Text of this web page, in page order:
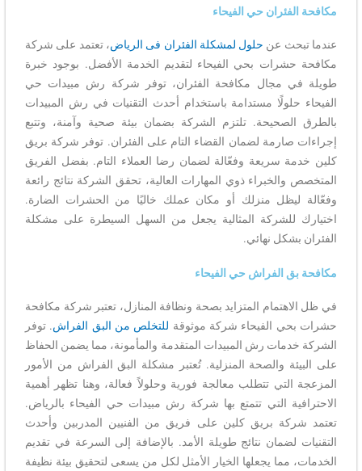
مكافحة الفئران حي الفيحاء
عندما تبحث عن حلول لمشكلة الفئران فى الرياض، تعتمد على شركة
مكافحة حشرات بحي الفيحاء لتقديم الخدمة الأفضل. بوجود خبرة
طويلة في مجال مكافحة الفئران، توفر شركة رش مبيدات حي
الفيحاء حلولًا مستدامة باستخدام أحدث التقنيات في رش المبيدات
بالطرق الصحيحة. تلتزم الشركة بضمان بيئة صحية وآمنة، وتتبع
إجراءات صارمة لضمان القضاء التام على الفئران. توفر شركة بريق
كلين خدمة سريعة وفعّالة لضمان رضا العملاء التام. بفضل الفريق
المتخصص والخبراء ذوي المهارات العالية، تحقق الشركة نتائج رائعة
وفعّالة ليظل منزلك أو مكان عملك خاليًا من الحشرات الضارة.
اختيارك للشركة المثالية يجعل من السهل السيطرة على مشكلة
الفئران بشكل نهائي.
مكافحة بق الفراش حي الفيحاء
في ظل الاهتمام المتزايد بصحة ونظافة المنازل، تعتبر شركة مكافحة
حشرات بحي الفيحاء شركة موثوقة للتخلص من البق الفراش. توفر
الشركة خدمات رش المبيدات المتقدمة والمأمونة، مما يضمن الحفاظ
على البيئة والصحة المنزلية. تُعتبر مشكلة البق الفراش من الأمور
المزعجة التي تتطلب معالجة فورية وحلولاً فعالة، وهنا تظهر أهمية
الاحترافية التي تتمتع بها شركة رش مبيدات حي الفيحاء بالرياض.
تعتمد شركة بريق كلين على فريق من الفنيين المدربين وأحدث
التقنيات لضمان نتائج طويلة الأمد. بالإضافة إلى السرعة في تقديم
الخدمات، مما يجعلها الخيار الأمثل لكل من يسعى لتحقيق بيئة نظيفة